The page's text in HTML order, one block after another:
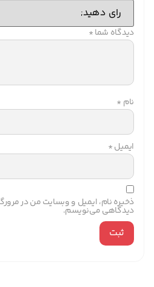
دیدگاه شما*
نام *
ایمیل*
ذخیره نام، ایمیل و وبسایت من در
دیدگاهی می‌نویسم.